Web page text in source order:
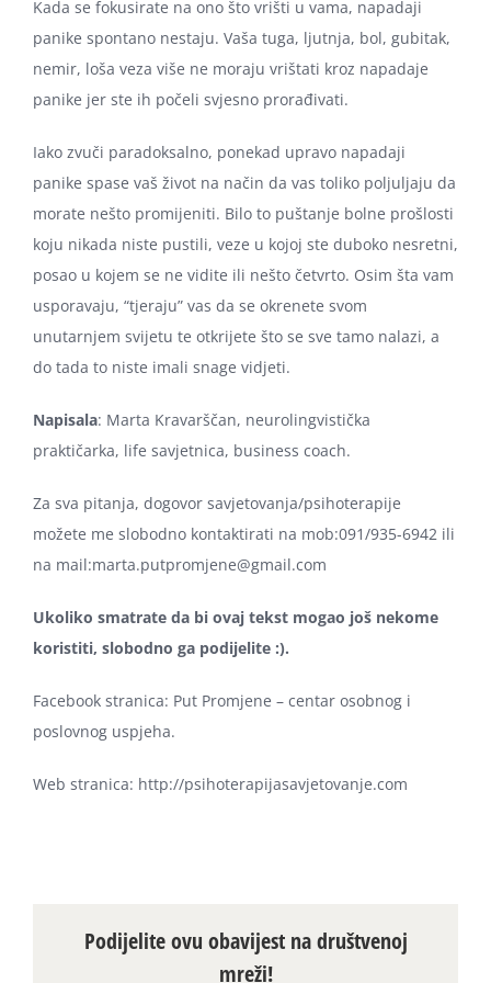
Kada se fokusirate na ono što vrišti u vama, napadaji
panike spontano nestaju. Vaša tuga, ljutnja, bol, gubitak,
nemir, loša veza više ne moraju vrištati kroz napadaje
panike jer ste ih počeli svjesno prorađivati.
Iako zvuči paradoksalno, ponekad upravo napadaji
panike spase vaš život na način da vas toliko poljuljaju da
morate nešto promijeniti. Bilo to puštanje bolne prošlosti
koju nikada niste pustili, veze u kojoj ste duboko nesretni,
posao u kojem se ne vidite ili nešto četvrto. Osim šta vam
usporavaju, “tjeraju” vas da se okrenete svom
unutarnjem svijetu te otkrijete što se sve tamo nalazi, a
do tada to niste imali snage vidjeti.
Napisala: Marta Kravarščan, neurolingvistička
praktičarka, life savjetnica, business coach.
Za sva pitanja, dogovor savjetovanja/psihoterapije
možete me slobodno kontaktirati na mob:091/935-6942 ili
na mail:marta.putpromjene@gmail.com
Ukoliko smatrate da bi ovaj tekst mogao još nekome
koristiti, slobodno ga podijelite :).
Facebook stranica: Put Promjene – centar osobnog i
poslovnog uspjeha.
Web stranica: http://psihoterapijasavjetovanje.com
Podijelite ovu obavijest na društvenoj
mreži!